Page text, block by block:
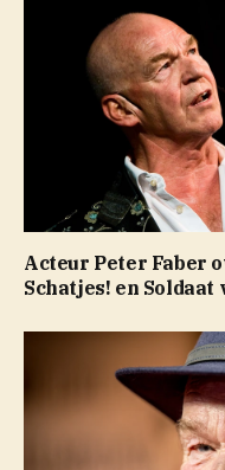
Acteur Peter Faber
Schatjes! en Soldaat